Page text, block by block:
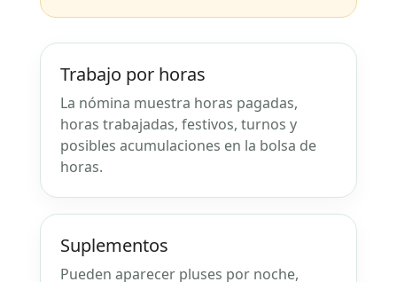
Trabajo por horas
La nómina muestra horas pagadas,
horas trabajadas, festivos, turnos y
posibles acumulaciones en la bolsa de
horas.
Suplementos
Pueden aparecer pluses por noche,